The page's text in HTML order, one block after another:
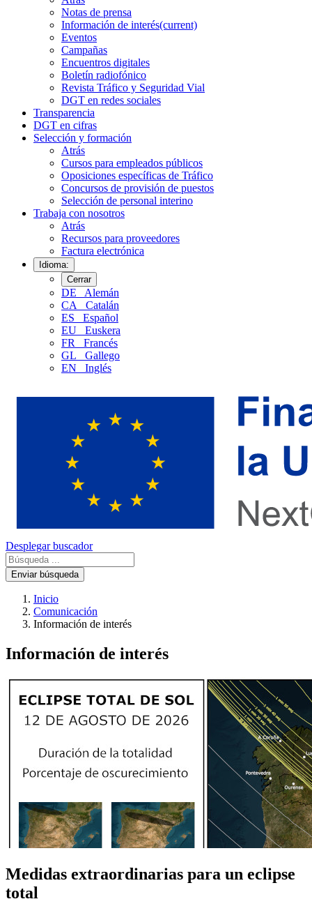
Notas de prensa
Información de interés(current)
Eventos
Campañas
Encuentros digitales
Boletín radiofónico
Revista Tráfico y Seguridad Vial
DGT en redes sociales
Transparencia
DGT en cifras
Selección y formación
Atrás
Cursos para empleados públicos
Oposiciones específicas de Tráfico
Concursos de provisión de puestos
Selección de personal interino
Trabaja con nosotros
Atrás
Recursos para proveedores
Factura electrónica
Idioma:
Cerrar
DE
Alemán
CA
Catalán
ES
Español
EU
Euskera
FR
Francés
GL
Gallego
EN
Inglés
Desplegar buscador
Enviar búsqueda
Inicio
Comunicación
Información de interés
Información de interés
Medidas extraordinarias para un eclipse
total